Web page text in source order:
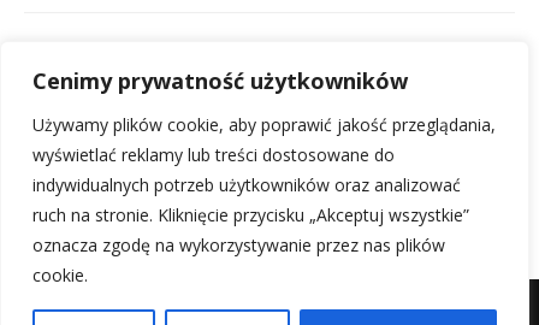
Cenimy prywatność użytkowników
Używamy plików cookie, aby poprawić jakość przeglądania,
wyświetlać reklamy lub treści dostosowane do
indywidualnych potrzeb użytkowników oraz analizować
ruch na stronie. Kliknięcie przycisku „Akceptuj wszystkie”
oznacza zgodę na wykorzystywanie przez nas plików
cookie.
1 lutego, 2026
Śledzie po żydowsku przepis: Klasyka, która zawsze smakuje
2 lutego, 2026
Mapa witryny Kontakt z nami